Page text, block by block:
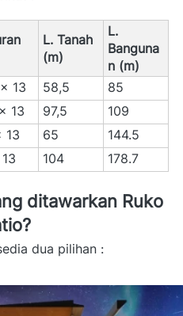
L. Tanah
(m)
L.
Banguna
n (m)
13 58,5
85
13 97,5
109
13 65
144.5
104 178.7
ditawarkan Ruko
dua pilihan :